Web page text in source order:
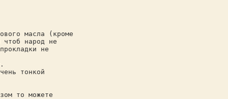
масла (кроме
чтоб народ не
не
тонкой
то можете